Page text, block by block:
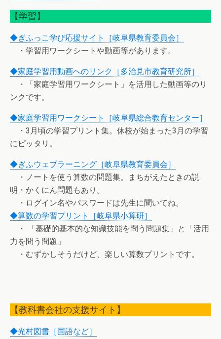
【学習】
◆ぎふっこ学び応援サイト［岐阜県教育委員会］
・学習用ワークシートや動画等があります。
◆家庭学習用動画へのリンク［多治見市教育研究所］
・「家庭学習用ワークシート」を活用した動画等のリ
ンクです。
◆家庭学習用ワークシート［岐阜県総合教育センター］
・3月頃の学習プリント集。休校が始まった3月の学習
にピッタリ。
◆ぎふウェブラーニング［岐阜県教育委員会］
・ノートを使う算数の問題集。まちがえたときの説
明・かくにん問題もあり。
・ログイン名やパスワードは先生に聞いてね。
◆算数の学習プリント［岐阜県小算研］
・ 「基礎的基本的な知識技能を問う問題集」と「活用
力を問う問題」
・むずかしそうだけど、楽しい算数プリントです。
【教科書会社の支援サイト】
◆光村図書［国語など］